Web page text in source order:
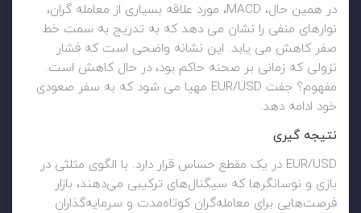
در همین حال، MACD، مورد علاقه بسیاری از معامله گران،
نوارهای منفی را نشان می دهد که به تدریج به سمت خط
صفر کاهش می یابد. این نشانه واضحی است که فشار
نزولی که زمانی بر صحنه حاکم بود، در حال کاهش است.
مفهوم؟ جفت EUR/USD مهیا می شود که به سفر صعودی
خود ادامه دهد.
نتیجه گیری
EUR/USD در یک مقطع حساس قرار دارد. با الگوی مثلثی در
بازی و نوسانگرها که سیگنال‌های ترکیبی می‌دهند، بازار
فرصت‌هایی برای معامله‌گران کوتاه‌مدت و سرمایه‌گذاران